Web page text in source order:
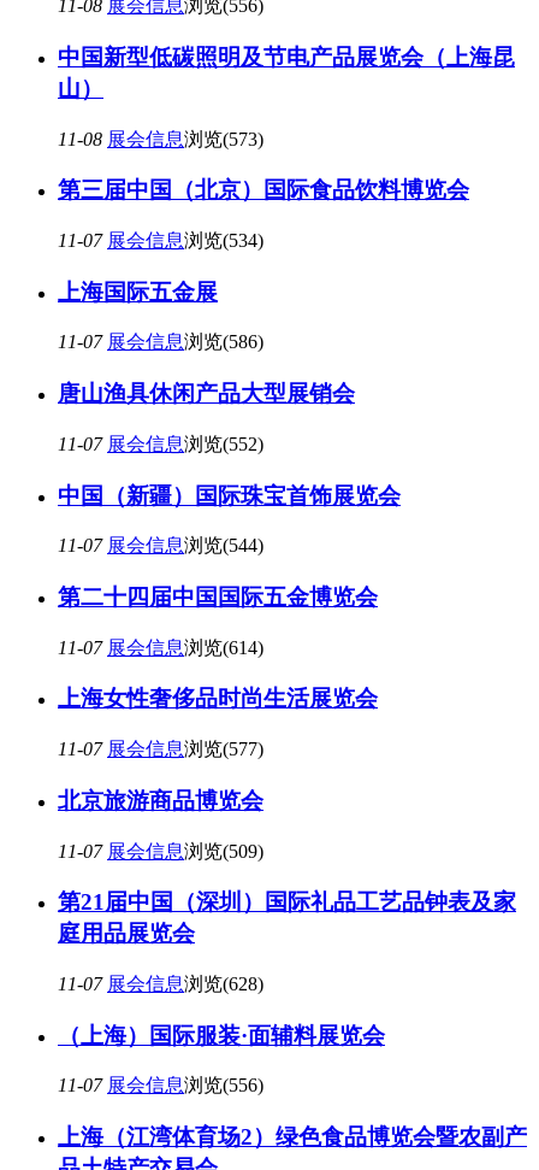
11-08 展会信息浏览(556)
中国新型低碳照明及节电产品展览会（上海昆
山）
11-08 展会信息浏览(573)
第三届中国（北京）国际食品饮料博览会
11-07 展会信息浏览(534)
上海国际五金展
11-07 展会信息浏览(586)
唐山渔具休闲产品大型展销会
11-07 展会信息浏览(552)
中国（新疆）国际珠宝首饰展览会
11-07 展会信息浏览(544)
第二十四届中国国际五金博览会
11-07 展会信息浏览(614)
上海女性奢侈品时尚生活展览会
11-07 展会信息浏览(577)
北京旅游商品博览会
11-07 展会信息浏览(509)
第21届中国（深圳）国际礼品工艺品钟表及家
庭用品展览会
11-07 展会信息浏览(628)
（上海）国际服装·面辅料展览会
11-07 展会信息浏览(556)
上海（江湾体育场2）绿色食品博览会暨农副产